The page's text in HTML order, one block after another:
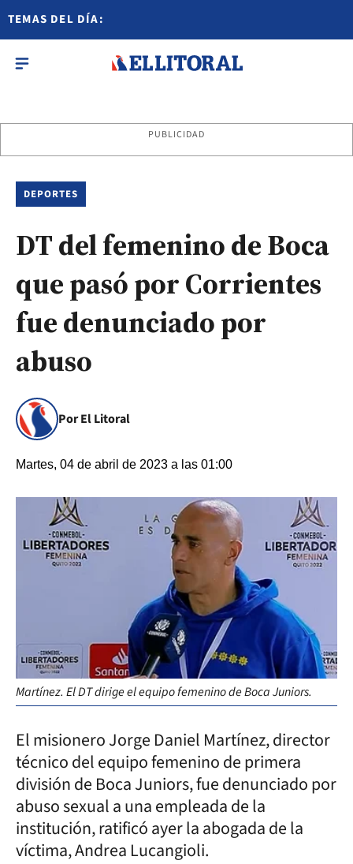
TEMAS DEL DÍA:
PUBLICIDAD
DEPORTES
DT del femenino de Boca
que pasó por Corrientes
fue denunciado por
abuso
Por El Litoral
Martes, 04 de abril de 2023 a las 01:00
Martínez. El DT dirige el equipo femenino de Boca Juniors.
El misionero Jorge Daniel Martínez, director
técnico del equipo femenino de primera
división de Boca Juniors, fue denunciado por
abuso sexual a una empleada de la
institución, ratificó ayer la abogada de la
víctima, Andrea Lucangioli.